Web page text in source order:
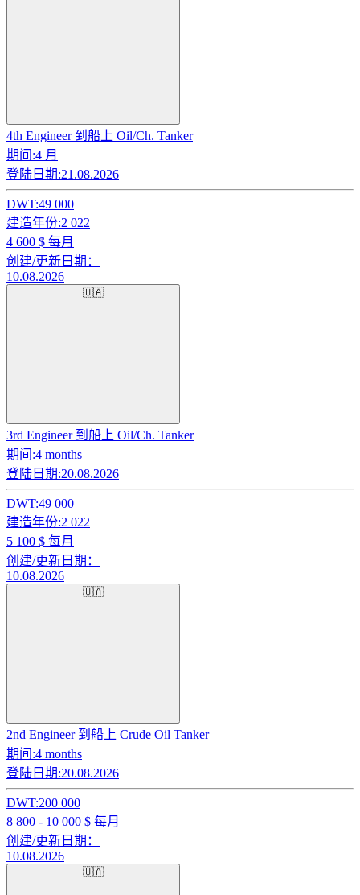
4th Engineer 到船上 Oil/Ch. Tanker
期间:4 月
登陆日期:21.08.2026
DWT:49 000
建造年份:2 022
4 600 $ 每月
创建/更新日期：
10.08.2026
🇺🇦
3rd Engineer 到船上 Oil/Ch. Tanker
期间:4 months
登陆日期:20.08.2026
DWT:49 000
建造年份:2 022
5 100 $ 每月
创建/更新日期：
10.08.2026
🇺🇦
2nd Engineer 到船上 Crude Oil Tanker
期间:4 months
登陆日期:20.08.2026
DWT:200 000
8 800 - 10 000 $ 每月
创建/更新日期：
10.08.2026
🇺🇦